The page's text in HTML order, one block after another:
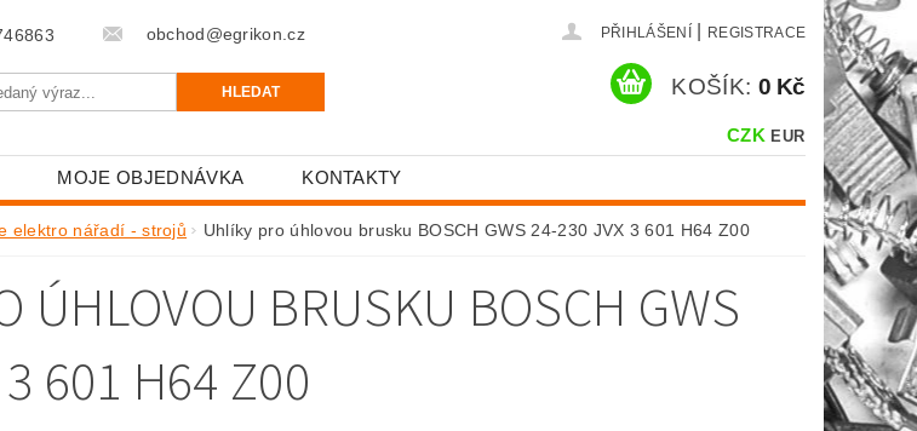
obchod@egrikon.cz PŘIHLÁŠENÍ REGISTRACE
CZK EUR
KOŠÍK: 0 Kč
MOJE OBJEDNÁVKA KONTAKTY
elektro nářadí - strojů Uhlíky pro úhlovou brusku BOSCH GWS 24-230 JVX 3 601 H64 Z00
ÚHLOVOU BRUSKU BOSCH GWS
601 H64 Z00